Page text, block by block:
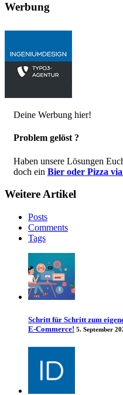
Werbung
Deine Werbung hier!
Problem gelöst ?
Haben unsere Lösungen
doch ein Bier oder Pizza
Weitere Artikel
Posts
Comments
Tags
Schritt für Schritt zum
E-Commerce! 5. September